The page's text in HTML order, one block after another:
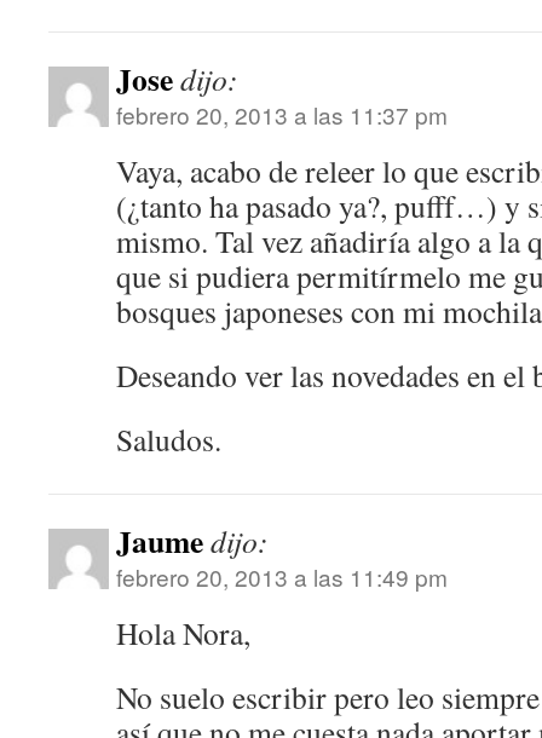
Josedijo:
febrero 20, 2013 a las 11:37 pm
Vaya, acabo de releer lo que
(¿tanto ha pasado ya?, pufff…) y
mismo. Tal vez añadiría algo a la
que si pudiera permitírmelo me
bosques japoneses con mi
Deseando ver las novedades en
Saludos.
Jaumedijo:
febrero 20, 2013 a las 11:49 pm
Hola Nora,
No suelo escribir pero leo